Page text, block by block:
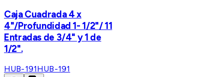
Caja Cuadrada 4 x
4"/Profundidad 1- 1/2"/ 11
Entradas de 3/4" y 1 de
1/2".
HUB-191HUB-191